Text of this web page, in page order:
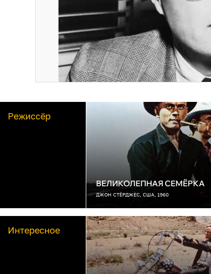
Режиссёр
ВЕЛИКОЛЕПНАЯ СЕМЁРКА
ДЖОН СТЁРДЖЕС, США, 1960
Интересное